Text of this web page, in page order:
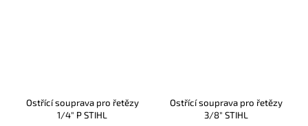
Ostřící souprava pro řetězy
1/4" P STIHL
Ostřící souprava pro řetězy
3/8" STIHL